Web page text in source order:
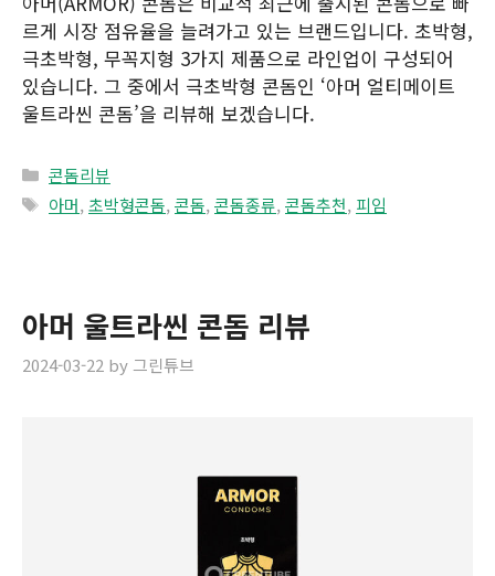
르게 시장 점유율을 늘려가고 있는 브랜드입니다. 초박형,
극초박형, 무꼭지형 3가지 제품으로 라인업이 구성되어
있습니다. 그 중에서 극초박형 콘돔인 ‘아머 얼티메이트
울트라씬 콘돔’을 리뷰해 보겠습니다.
Categories
콘돔리뷰
Tags
아머, 초박형콘돔, 콘돔, 콘돔종류, 콘돔추천, 피임
아머 울트라씬 콘돔 리뷰
2024-03-22 by그린튜브